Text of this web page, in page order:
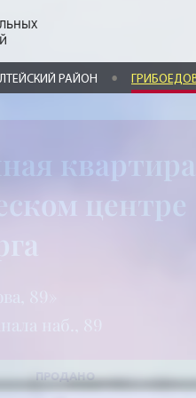
РАЙОН
квартира
центре